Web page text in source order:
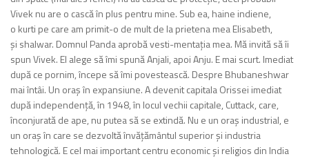
Vivek nu are o cască în plus pentru mine. Sub ea, haine indiene,
o kurti pe care am primit-o de mult de la prietena mea Elisabeth,
și shalwar. Domnul Panda aprobă vesti-mentația mea. Mă invită să îi
spun Vivek. El alege să îmi spună Anjali, apoi Anju. E mai scurt. Imediat
după ce pornim, începe să îmi povestească. Despre Bhubaneshwar
mai întâi. Un oraș în expansiune. A devenit capitala Orissei imediat
după independență, în 1948, în locul vechii capitale, Cuttack, care,
înconjurată de ape, nu putea să se extindă. Nu e un oraș industrial, e
un oraș în care se dezvoltă învățământul superior și industria
tehnologică. E cel mai important centru economic și religios din India